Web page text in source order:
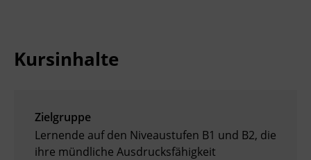
Kursinhalte
Zielgruppe
Lernende auf den Niveaustufen B1 und B2, die
ihre mündliche Ausdrucksfähigkeit